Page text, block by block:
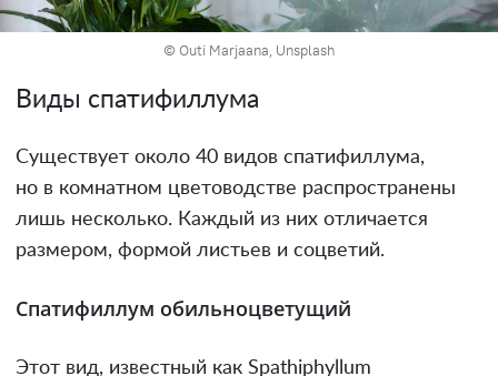
© Outi Marjaana, Unsplash
Виды спатифиллума
Существует около 40 видов спатифиллума,
но в комнатном цветоводстве распространены
лишь несколько. Каждый из них отличается
размером, формой листьев и соцветий.
Спатифиллум обильноцветущий
Этот вид, известный как Spathiphyllum